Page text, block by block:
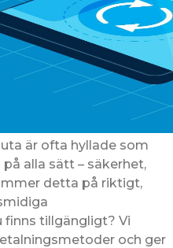
är ofta hyllade som
alla sätt – säkerhet,
detta på riktigt,
tillgängligt? Vi
och ger